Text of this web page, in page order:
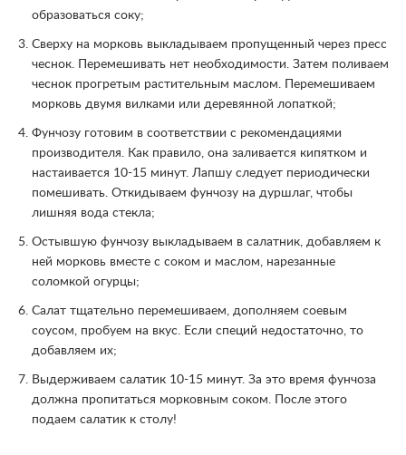
образоваться соку;
Сверху на морковь выкладываем пропущенный через пресс
чеснок. Перемешивать нет необходимости. Затем поливаем
чеснок прогретым растительным маслом. Перемешиваем
морковь двумя вилками или деревянной лопаткой;
Фунчозу готовим в соответствии с рекомендациями
производителя. Как правило, она заливается кипятком и
настаивается 10-15 минут. Лапшу следует периодически
помешивать. Откидываем фунчозу на дуршлаг, чтобы
лишняя вода стекла;
Остывшую фунчозу выкладываем в салатник, добавляем к
ней морковь вместе с соком и маслом, нарезанные
соломкой огурцы;
Салат тщательно перемешиваем, дополняем соевым
соусом, пробуем на вкус. Если специй недостаточно, то
добавляем их;
Выдерживаем салатик 10-15 минут. За это время фунчоза
должна пропитаться морковным соком. После этого
подаем салатик к столу!